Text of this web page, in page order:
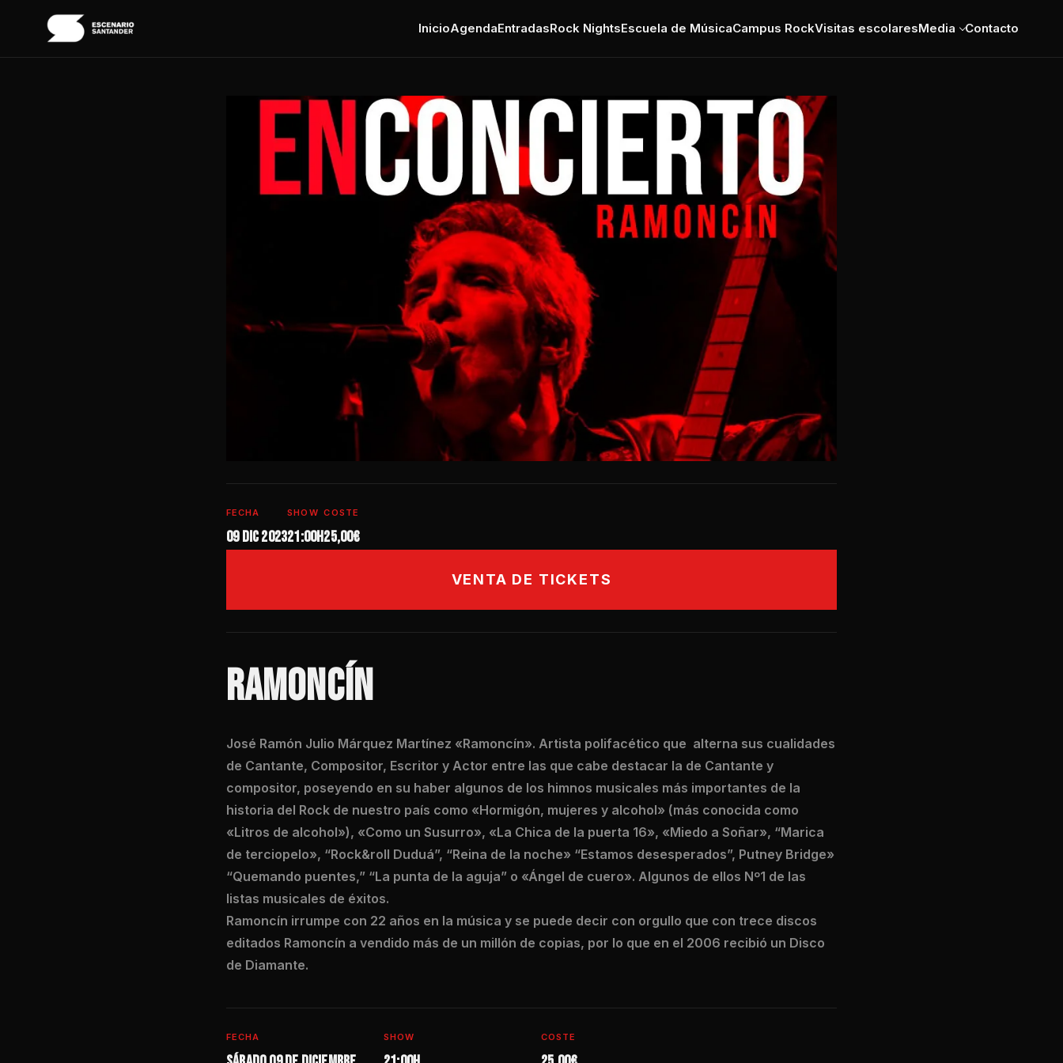
InicioAgendaEntradasRock NightsEscuela de MúsicaCampus RockVisitas escolaresMedia Contacto
FECHA
09 dic 2023
SHOW
21:00h
COSTE
25,00€
VENTA DE TICKETS
RAMONCÍN
José Ramón Julio Márquez Martínez «Ramoncín». Artista polifacético que alterna sus cualidades
de Cantante, Compositor, Escritor y Actor entre las que cabe destacar la de Cantante y
compositor, poseyendo en su haber algunos de los himnos musicales más importantes de la
historia del Rock de nuestro país como «Hormigón, mujeres y alcohol» (más conocida como
«Litros de alcohol»), «Como un Susurro», «La Chica de la puerta 16», «Miedo a Soñar», “Marica
de terciopelo», “Rock&roll Duduá”, “Reina de la noche» “Estamos desesperados”, Putney Bridge»
“Quemando puentes,” “La punta de la aguja” o «Ángel de cuero». Algunos de ellos Nº1 de las
listas musicales de éxitos.
Ramoncín irrumpe con 22 años en la música y se puede decir con orgullo que con trece discos
editados Ramoncín a vendido más de un millón de copias, por lo que en el 2006 recibió un Disco
de Diamante.
FECHA SHOW COSTE